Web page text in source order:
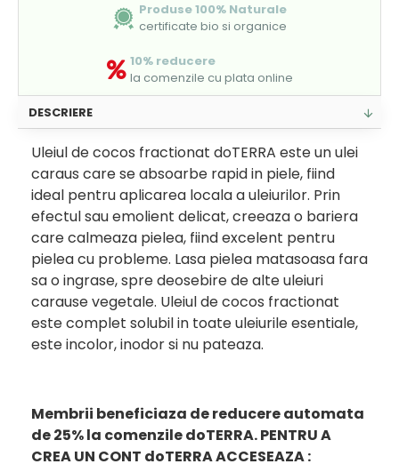
Produse 100% Naturale
certificate bio si organice
10% reducere
la comenzile cu plata online
DESCRIERE
Uleiul de cocos fractionat doTERRA este un ulei
caraus care se absoarbe rapid in piele, fiind
ideal pentru aplicarea locala a uleiurilor. Prin
efectul sau emolient delicat, creeaza o bariera
care calmeaza pielea, fiind excelent pentru
pielea cu probleme. Lasa pielea matasoasa fara
sa o ingrase, spre deosebire de alte uleiuri
carause vegetale. Uleiul de cocos fractionat
este complet solubil in toate uleiurile esentiale,
este incolor, inodor si nu pateaza.
Membrii beneficiaza de reducere automata
de 25% la comenzile doTERRA.PENTRU A
CREA UN CONT doTERRA ACCESEAZA :